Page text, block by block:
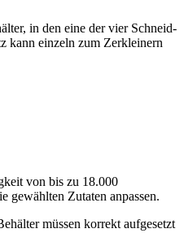
in den eine der vier Schneid-
kann einzeln zum Zerkleinern
von bis zu 18.000
gewählten Zutaten anpassen.
müssen korrekt aufgesetzt